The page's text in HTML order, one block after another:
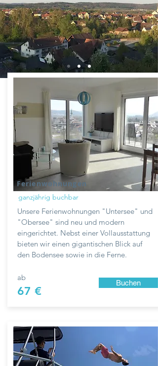
Ferienwohnungen
ganzjährig buchbar
Unsere Ferienwohnungen "Untersee" und
"Obersee" sind neu und modern
eingerichtet. Nebst einer Vollausstattung
bieten wir einen gigantischen Blick auf
den Bodensee sowie in die Ferne.
ab
67 €
Buchen